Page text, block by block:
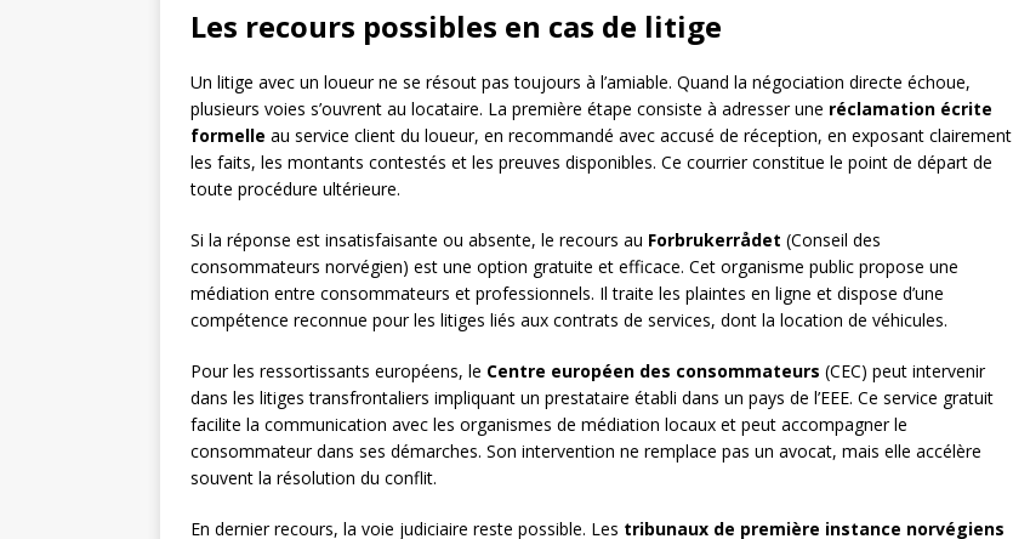
Les recours possibles en cas de litige
Un litige avec un loueur ne se résout pas toujours à l’amiable. Quand la négociation directe échoue,
plusieurs voies s’ouvrent au locataire. La première étape consiste à adresser une réclamation écrite
formelle au service client du loueur, en recommandé avec accusé de réception, en exposant clairement
les faits, les montants contestés et les preuves disponibles. Ce courrier constitue le point de départ de
toute procédure ultérieure.
Si la réponse est insatisfaisante ou absente, le recours au Forbrukerrådet (Conseil des
consommateurs norvégien) est une option gratuite et efficace. Cet organisme public propose une
médiation entre consommateurs et professionnels. Il traite les plaintes en ligne et dispose d’une
compétence reconnue pour les litiges liés aux contrats de services, dont la location de véhicules.
Pour les ressortissants européens, le Centre européen des consommateurs (CEC) peut intervenir
dans les litiges transfrontaliers impliquant un prestataire établi dans un pays de l’EEE. Ce service gratuit
facilite la communication avec les organismes de médiation locaux et peut accompagner le
consommateur dans ses démarches. Son intervention ne remplace pas un avocat, mais elle accélère
souvent la résolution du conflit.
En dernier recours, la voie judiciaire reste possible. Les tribunaux de première instance norvégiens